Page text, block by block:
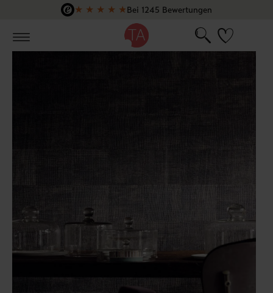
Zum Hauptinhalt springen
★ ★ ★ ★ ★Bei 1245 Bewertungen